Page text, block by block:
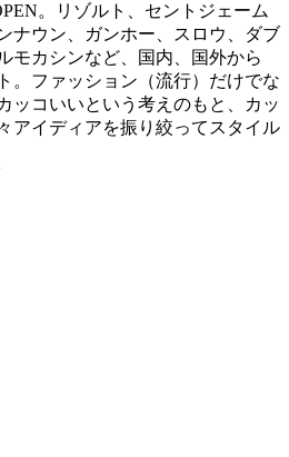
。リゾルト、セントジェーム
ナウン、ガンホー、スロウ、ダブ
モカシンなど、国内、国外から
。ファッション（流行）だけでな
ッコいいという考えのもと、カッ
アイディアを振り絞ってスタイル